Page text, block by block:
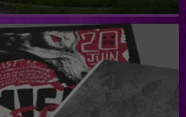
de Connantre